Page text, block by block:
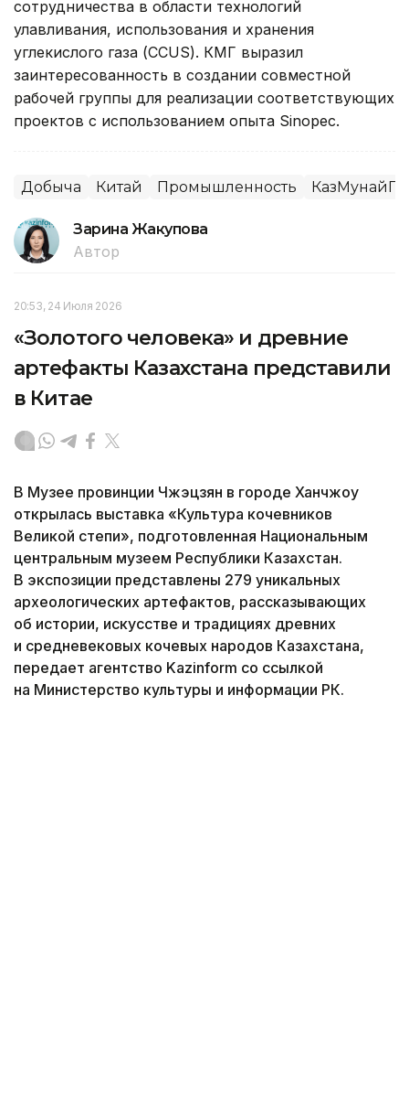
сотрудничества в области технологий
улавливания, использования и хранения
углекислого газа (CCUS). КМГ выразил
заинтересованность в создании совместной
рабочей группы для реализации соответствующих
проектов с использованием опыта Sinopec.
Добыча Китай Промышленность
Зарина Жакупова
Автор
20:53, 24 Июля 2026
«Золотого человека» и древние
артефакты Казахстана представили
в Китае
В Музее провинции Чжэцзян в городе Ханчжоу
открылась выставка «Культура кочевников
Великой степи», подготовленная Национальным
центральным музеем Республики Казахстан.
В экспозиции представлены 279 уникальных
археологических артефактов, рассказывающих
об истории, искусстве и традициях древних
и средневековых кочевых народов Казахстана,
передает агентство Kazinform со ссылкой
на Министерство культуры и информации РК.